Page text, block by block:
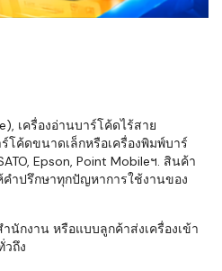
เครื่องอ่านบาร์โค้ดไร้สาย
โค้ดขนาดเล็กหรือเครื่องพิมพ์บาร์
Epson, Point Mobileฯ. สินค้า
ำปรึกษาทุกปัญหาการใช้งานของ
กงาน หรือแบบลูกค้าส่งเครื่องเข้า
ถึง